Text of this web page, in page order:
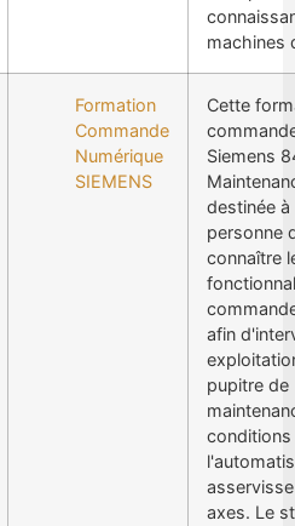
machines
Formation
Commande
Numérique
SIEMENS
Cette
Siemens
destinée
personne
connaître
afin
pupitre de
conditions
axes. Le